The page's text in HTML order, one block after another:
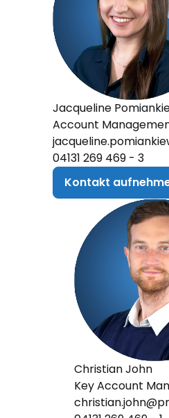
Jacqueline
Account
04131 269 469 - 3
Kontakt
Christian John
Key Account